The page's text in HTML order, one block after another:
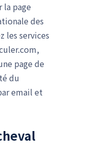
page
des
les services
page de
du
email et